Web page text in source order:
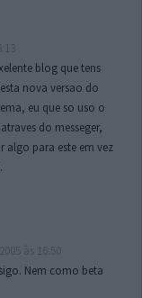
blog que tens
nova versao do
eu que so uso o
do messeger,
algo para este em vez
Nem como beta